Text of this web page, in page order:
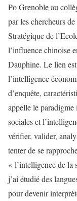
Po Grenoble au
par les chercheurs
Stratégique de
l’influence chinoise
Dauphine. Le lien
l’intelligence
d’enquête,
appelle le
sociales et
vérifier, valider,
tenter de se
« l’intelligence de la
j’ai étudié des
pour devenir